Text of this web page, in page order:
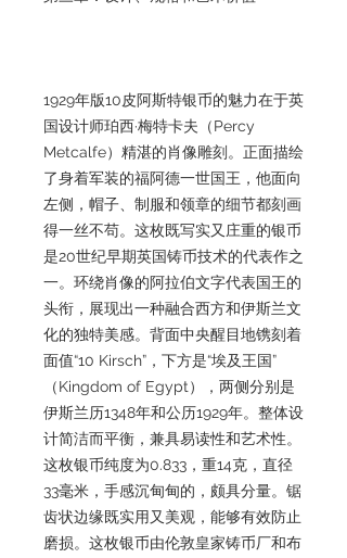
1929年版10皮阿斯特银币的魅力在于英
国设计师珀西·梅特卡夫（Percy
Metcalfe）精湛的肖像雕刻。正面描绘
了身着军装的福阿德一世国王，他面向
左侧，帽子、制服和领章的细节都刻画
得一丝不苟。这枚既写实又庄重的银币
是20世纪早期英国铸币技术的代表作之
一。环绕肖像的阿拉伯文字代表国王的
头衔，展现出一种融合西方和伊斯兰文
化的独特美感。背面中央醒目地镌刻着
面值“10 Kirsch”，下方是“埃及王国”
（Kingdom of Egypt），两侧分别是
伊斯兰历1348年和公历1929年。整体设
计简洁而平衡，兼具易读性和艺术性。
这枚银币纯度为0.833，重14克，直径
33毫米，手感沉甸甸的，颇具分量。锯
齿状边缘既实用又美观，能够有效防止
磨损。这枚银币由伦敦皇家铸币厂和布